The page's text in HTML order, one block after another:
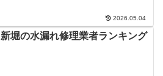
2026.05.04
新堀の水漏れ修理業者ランキング